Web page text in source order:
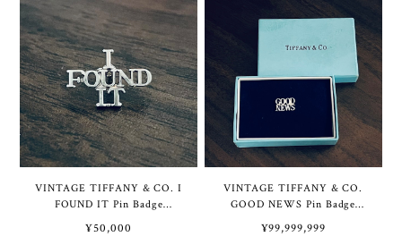
イアゴナル ストライプ スラ
イド バックル スターリング
シルバー / ブラック カーフ
レザー ベルト 44インチ
VINTAGE TIFFANY & CO. I
FOUND IT Pin Badge
Sterling Silver | ヴィンテー
ジ ティファニー I FOUND
¥50,000
VINTAGE TIFFANY & CO.
GOOD NEWS Pin Badge
Sterling Silver Deadstock |
ヴィンテージ ティファニー
¥99,999,999